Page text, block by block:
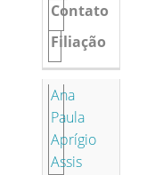
Contato
Filiação
Ana
Paula
Aprígio
Assis